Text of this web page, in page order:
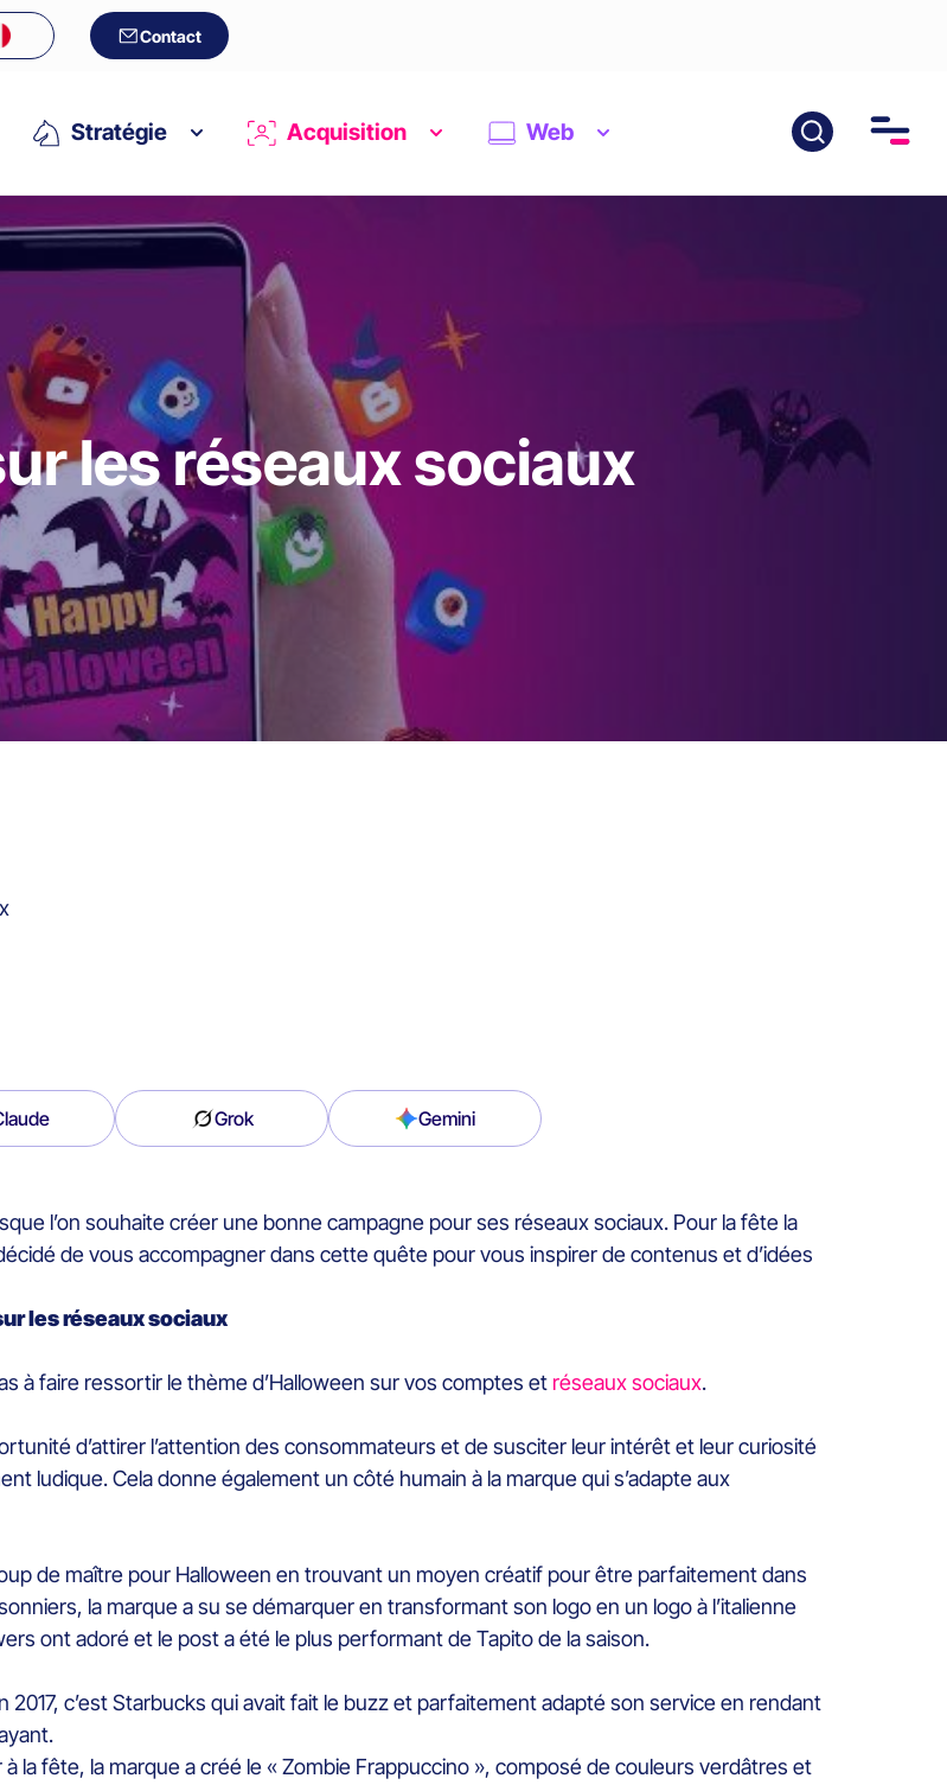
Contact
Stratégie Acquisition Web
les réseaux sociaux
Grok Gemini
l’on souhaite créer une bonne campagne pour ses réseaux sociaux. Pour la fête la
de vous accompagner dans cette quête pour vous inspirer de contenus et d’idées
les réseaux sociaux
à faire ressortir le thème d’Halloween sur vos comptes et réseaux sociaux.
d’attirer l’attention des consommateurs et de susciter leur intérêt et leur curiosité
ludique. Cela donne également un côté humain à la marque qui s’adapte aux
de maître pour Halloween en trouvant un moyen créatif pour être parfaitement dans
la marque a su se démarquer en transformant son logo en un logo à l’italienne
ont adoré et le post a été le plus performant de Tapito de la saison.
2017, c’est Starbucks qui avait fait le buzz et parfaitement adapté son service en rendant
à la fête, la marque a créé le « Zombie Frappuccino », composé de couleurs verdâtres et